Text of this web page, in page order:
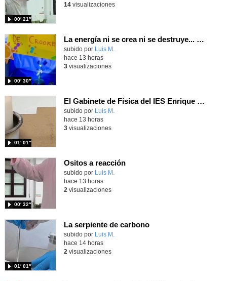
00′ 21″
14visualizaciones
La energía ni se crea ni se destruye... ¡se experimenta! El Tierno en la Feria Madrid es Ciencia 2026
Contenido educativo.
subido por Luis M.
00′ 30″
hace 13 horas
3visualizaciones
El Gabinete de Física del IES Enrique Tierno Galván de Parla (Curso 25-26)
Contenido educativo.
subido por Luis M.
01′ 01″
hace 13 horas
3visualizaciones
Ositos a reacción
Contenido educativo.
subido por Luis M.
00′ 32″
hace 13 horas
2 visualizaciones
La serpiente de carbono
Contenido educativo.
subido por Luis M.
01′ 01″
hace 14 horas
2 visualizaciones